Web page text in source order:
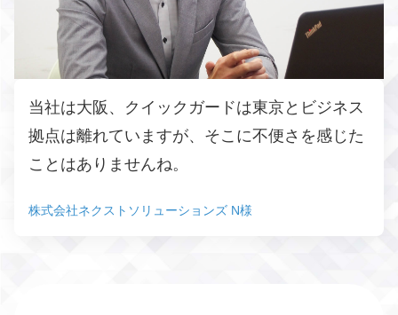
当社は大阪、クイックガードは東京とビジネス
拠点は離れていますが、そこに不便さを感じた
ことはありませんね。
株式会社ネクストソリューションズ N様